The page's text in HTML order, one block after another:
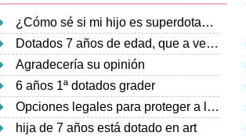
¿Cómo sé si mi hijo es superdotado?
Dotados 7 años de edad, que a veces se comporta como 3 años old
Agradecería su opinión
6 años 1ª dotados grader
Opciones legales para proteger a la malversación de fondos de GT por nuestro superintendente de la escuela local.
hija de 7 años está dotado en art